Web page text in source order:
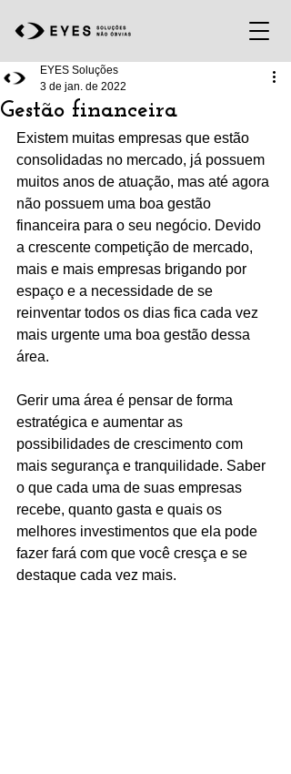
Gestão financeira
EYES Soluções
3 de jan. de 2022
Existem muitas empresas que estão
consolidadas no mercado, já possuem
muitos anos de atuação, mas até agora
não possuem uma boa gestão
financeira para o seu negócio. Devido
a crescente competição de mercado,
mais e mais empresas brigando por
espaço e a necessidade de se
reinventar todos os dias fica cada vez
mais urgente uma boa gestão dessa
área.
Gerir uma área é pensar de forma
estratégica e aumentar as
possibilidades de crescimento com
mais segurança e tranquilidade. Saber
o que cada uma de suas empresas
recebe, quanto gasta e quais os
melhores investimentos que ela pode
fazer fará com que você cresça e se
destaque cada vez mais.